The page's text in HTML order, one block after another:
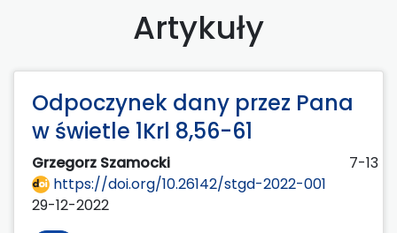
Artykuły
Odpoczynek dany przez Pana
w świetle 1Krl 8,56-61
Grzegorz Szamocki
7-13
https://doi.org/10.26142/stgd-2022-001
29-12-2022